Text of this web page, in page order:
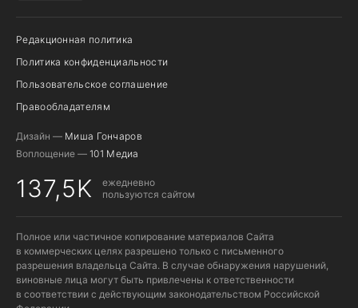
Редакционная политика
Политика конфиденциальности
Пользовательское соглашение
Правообладателям
Дизайн — Миша Гончаров
Воплощение — 101 Медиа
137,5K
ежедневно
пользуются сайтом
Полное или частичное копирование материалов Сайта
в коммерческих целях разрешено только с письменного
разрешения владельца Сайта. В случае обнаружения нарушений,
виновные лица могут быть привлечены к ответственности
в соответствии с действующим законодательством Российской